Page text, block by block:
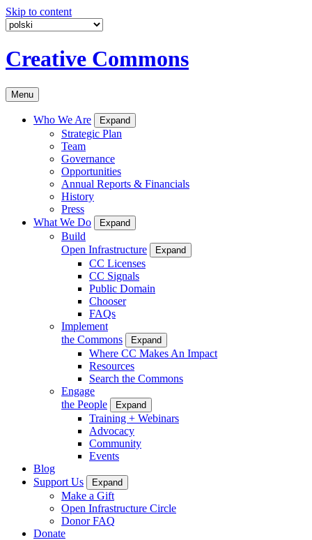
Skip to content
Creative Commons
Menu
Who We Are Expand
Strategic Plan
Team
Governance
Opportunities
Annual Reports & Financials
History
Press
What We Do
Expand
Build
Open Infrastructure
Expand
CC Licenses
CC Signals
Public Domain
Chooser
FAQs
Implement
the Commons
Expand
Where CC Makes An Impact
Resources
Search the Commons
Engage
the People
Expand
Training + Webinars
Advocacy
Community
Events
Blog
Support Us
Expand
Make a Gift
Open Infrastructure Circle
Donor FAQ
Donate